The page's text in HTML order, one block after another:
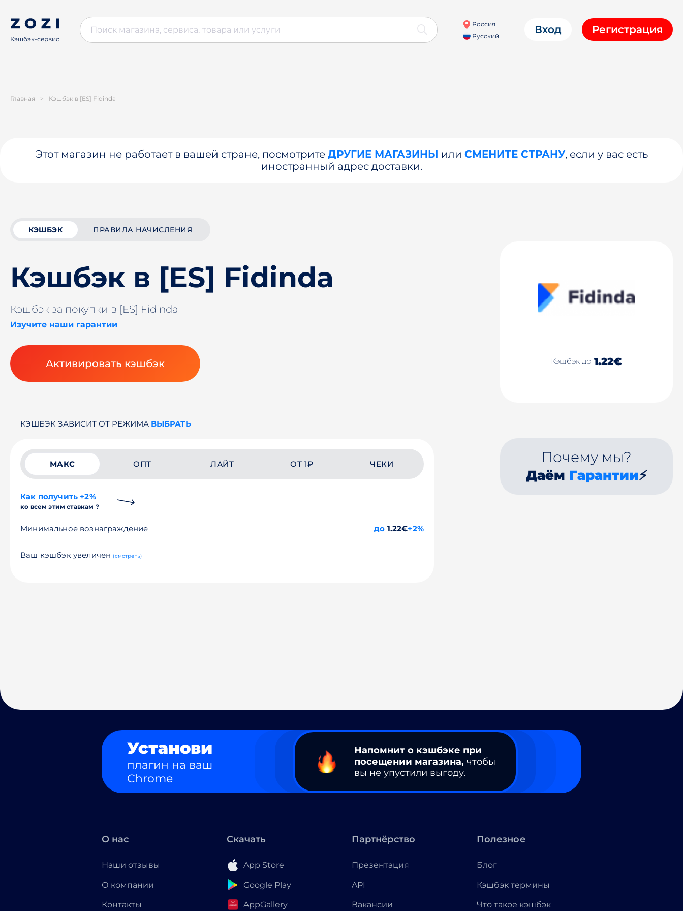
Кэшбэк-сервис
Россия
Русский
Вход Регистрация
Главная > Кэшбэк в [ES] Fidinda
Этот магазин не работает в вашей стране, посмотрите ДРУГИЕ МАГАЗИНЫ или СМЕНИТЕ СТРАНУ, если у вас есть
иностранный адрес доставки.
КЭШБЭК ПРАВИЛА НАЧИСЛЕНИЯ
Кэшбэк в [ES] Fidinda
Кэшбэк за покупки в [ES] Fidinda
Изучите наши гарантии
Активировать кэшбэк Кэшбэк до 1.22€
КЭШБЭК ЗАВИСИТ ОТ РЕЖИМА ВЫБРАТЬ
МАКС ОПТ ЛАЙТ ОТ 1₽ ЧЕКИ
Как получить +2%
ко всем этим ставкам ?
Минимальное вознаграждение до 1.22€+2%
Ваш кэшбэк увеличен (смотреть)
Почему мы?
Даём Гарантии⚡
Установи
плагин на ваш
Chrome
Напомнит о кэшбэке при
посещении магазина, чтобы
вы не упустили выгоду.
О нас
Наши отзывы
О компании
Контакты
Скачать
App Store
Google Play
AppGallery
Партнёрство
Презентация
API
Вакансии
Полезное
Блог
Кэшбэк термины
Что такое кэшбэк